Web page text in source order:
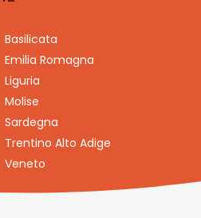
Basilicata
Emilia Romagna
Liguria
Molise
Sardegna
Trentino Alto Adige
Veneto